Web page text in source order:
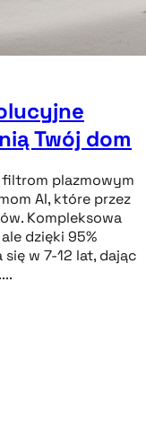
Twój dom
filtrom plazmowym
AI, które przez
Kompleksowa
dzięki 95%
w 7-12 lat, dając